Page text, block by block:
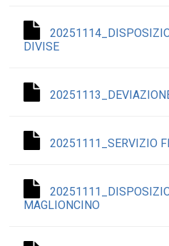
DIVISE
20251111_SERVIZIO
MAGLIONCINO